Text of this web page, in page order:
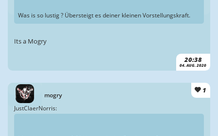
20:38
04. AUG. 2020
Was is so lustig ? Übersteigt es deiner kleinen Vorstellungskraft.
Its a Mogry
mogry
1
JustClaerNorris: